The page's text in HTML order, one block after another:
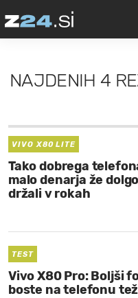
NAJDENIH 4
VIVO X80 LITE
Tako dobrega
malo denarja že
držali v rokah
TEST
Vivo X80 Pro: Boljši
boste na telefonu